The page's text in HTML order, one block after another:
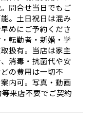
問合せ当日でもご
。土日祝日は混み
めにご予約くださ
転勤者・新婚・学
扱有。当店は家主
消毒・抗菌代や安
の費用は一切不
内可。写真・動画
来店不要でご契約